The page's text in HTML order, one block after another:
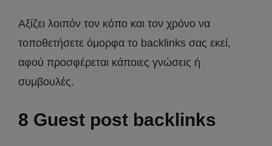
Αξίζει λοιπόν τον κόπο και τον χρόνο να
τοποθετήσετε όμορφα το backlinks σας εκεί,
αφού προσφέρεται κάποιες γνώσεις ή
συμβουλές.
8 Guest post backlinks